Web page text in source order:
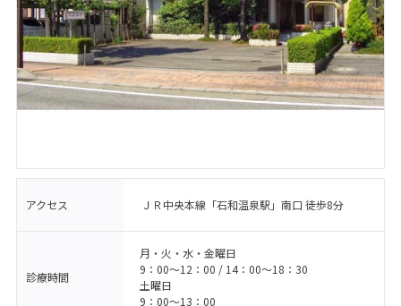
アクセス ＪＲ中央本線「石和温泉駅」南口 徒歩8分
診療時間
月・火・水・金曜日
9：00〜12：00 / 14：00〜18：30
土曜日
9：00〜13：00